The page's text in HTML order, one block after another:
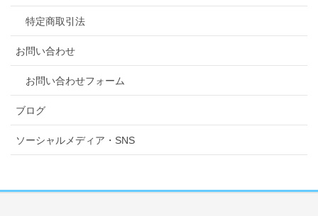
特定商取引法
お問い合わせ
お問い合わせフォーム
ブログ
ソーシャルメディア・SNS